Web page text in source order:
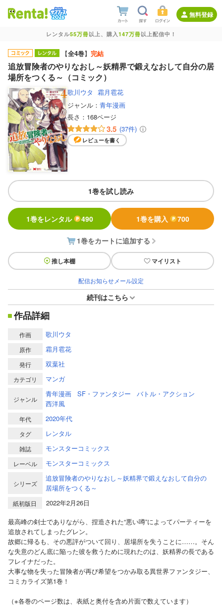
無料登録
レンタル55万冊以上、購入147万冊以上配信中！
【全4巻】 完結
追放冒険者のやりなおし～妖精界で鍛えなおして自分の居
場所をつくる～（コミック）
歌川ウタ 霜月雹花
ジャンル： 青年漫画
長さ： 168ページ
3.5 (37件)
レビューを書く
1巻を試し読み
1巻をレンタル 490 1巻を購入 700
1巻をカートに追加する
推し本棚 マイリスト
配信お知らせメール設定
続刊はこちら
作品詳細
作画 歌川ウタ
原作 霜月雹花
発行 双葉社
カテゴリ マンガ
ジャンル
青年漫画 SF・ファンタジー
バトル・アクション
西洋風
年代 2020年代
タグ レンタル
雑誌 モンスターコミックス
レーベル モンスターコミックス
シリーズ
追放冒険者のやりなおし～妖精界で鍛えなおして自分の
居場所をつくる～
紙初版日
2022年2月26日
最高峰の剣士でありながら、捏造された“悪い噂”によってパーティーを
追放されてしまったグレン。
故郷に帰るも、その悪評がついて回り、居場所を失うことに……。そん
な失意のどん底に陥った彼を救うために現れたのは、妖精界の長である
フレイナだった。
大事な物を失った冒険者が再び希望をつかみ取る異世界ファンタジー、
コミカライズ第1巻！
（※各巻のページ数は、表紙と奥付を含め片面で数えています）